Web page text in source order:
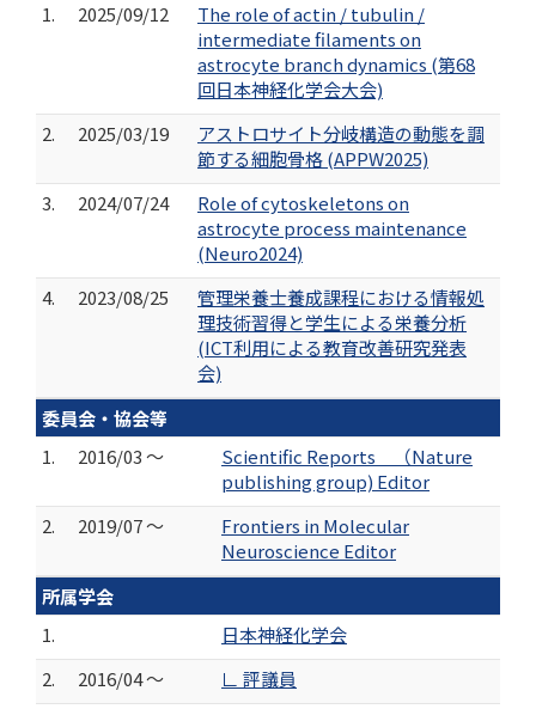
1.
2025/09/12
The role of actin / tubulin /
intermediate filaments on
astrocyte branch dynamics (第68
回日本神経化学会大会)
2.
2025/03/19
アストロサイト分岐構造の動態を調
節する細胞骨格 (APPW2025)
3.
2024/07/24
Role of cytoskeletons on
astrocyte process maintenance
(Neuro2024)
4.
2023/08/25
管理栄養士養成課程における情報処
理技術習得と学生による栄養分析
(ICT利用による教育改善研究発表
会)
委員会・協会等
1.
2016/03 ～
Scientific Reports （Nature
publishing group) Editor
2.
2019/07 ～
Frontiers in Molecular
Neuroscience Editor
所属学会
1.
日本神経化学会
2.
2016/04 ～
∟ 評議員